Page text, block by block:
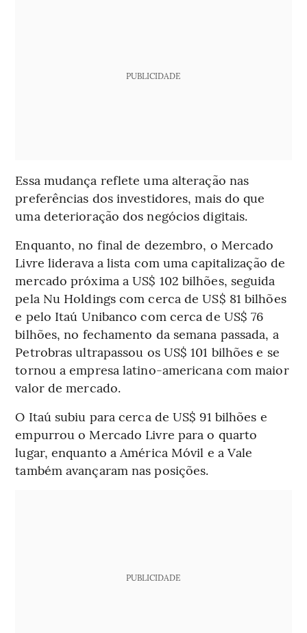
PUBLICIDADE
Essa mudança reflete uma alteração nas
preferências dos investidores, mais do que
uma deterioração dos negócios digitais.
Enquanto, no final de dezembro, o Mercado
Livre liderava a lista com uma capitalização de
mercado próxima a US$ 102 bilhões, seguida
pela Nu Holdings com cerca de US$ 81 bilhões
e pelo Itaú Unibanco com cerca de US$ 76
bilhões, no fechamento da semana passada, a
Petrobras ultrapassou os US$ 101 bilhões e se
tornou a empresa latino-americana com maior
valor de mercado.
O Itaú subiu para cerca de US$ 91 bilhões e
empurrou o Mercado Livre para o quarto
lugar, enquanto a América Móvil e a Vale
também avançaram nas posições.
PUBLICIDADE